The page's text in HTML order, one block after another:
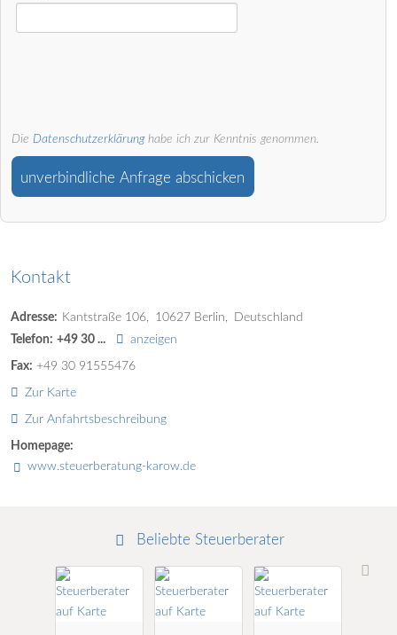
Die Datenschutzerklärunghabe ich zur Kenntnis genommen.
unverbindliche Anfrage abschicken
Kontakt
Adresse: Kantstraße 106 10627 Berlin
Deutschland
Telefon: +49 30 ... anzeigen
Fax: +49 30 91555476
Zur Karte
Zur Anfahrtsbeschreibung
Homepage:
www.steuerberatung-karow.de
Beliebte Steuerberater